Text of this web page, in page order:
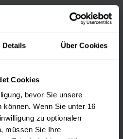
Details Über Cookies
Cookies
bevor Sie unsere
Wenn Sie unter 16
zu optionalen
müssen Sie Ihre
Sie den TAE
aktuellen Veranstaltungen
Tätigkeitsbereich.
auswählen
erhalten – abgestimmt auf